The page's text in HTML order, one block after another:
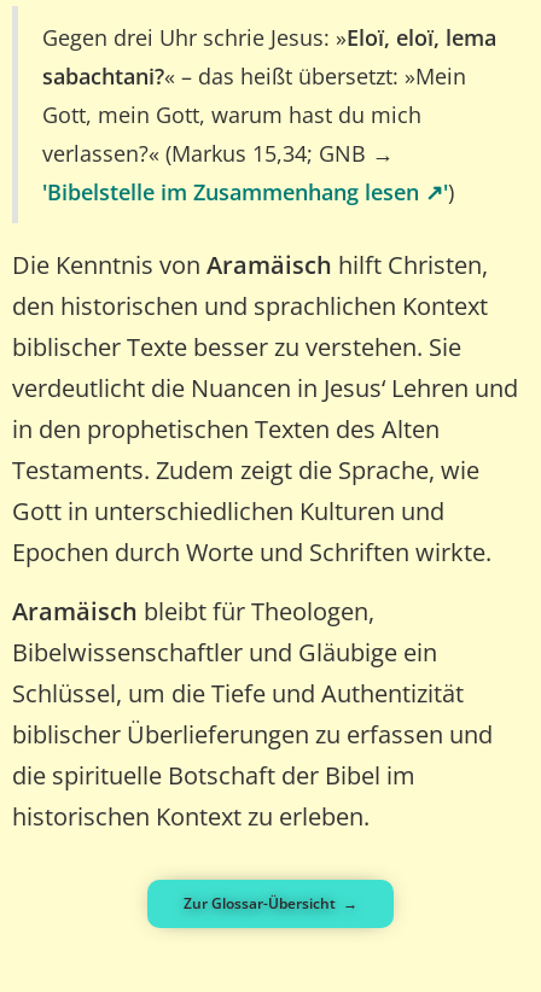
Gegen drei Uhr schrie Jesus: »Eloï, eloï, lema
sabachtani?« – das heißt übersetzt: »Mein
Gott, mein Gott, warum hast du mich
verlassen?« (Markus 15,34; GNB →
'Bibelstelle im Zusammenhang lesen ↗️')
Die Kenntnis von Aramäisch hilft Christen,
den historischen und sprachlichen Kontext
biblischer Texte besser zu verstehen. Sie
verdeutlicht die Nuancen in Jesus‘ Lehren und
in den prophetischen Texten des Alten
Testaments. Zudem zeigt die Sprache, wie
Gott in unterschiedlichen Kulturen und
Epochen durch Worte und Schriften wirkte.
Aramäisch bleibt für Theologen,
Bibelwissenschaftler und Gläubige ein
Schlüssel, um die Tiefe und Authentizität
biblischer Überlieferungen zu erfassen und
die spirituelle Botschaft der Bibel im
historischen Kontext zu erleben.
Zur Glossar-Übersicht →